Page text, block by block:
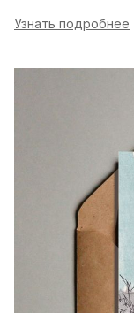
Узнать подробнее